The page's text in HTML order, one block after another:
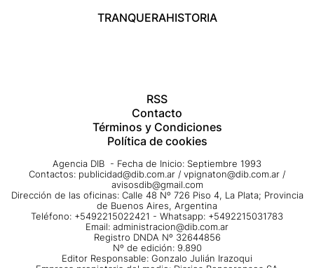
TRANQUERAHISTORIA
RSS
Contacto
Términos y Condiciones
Política de cookies
Agencia DIB - Fecha de Inicio: Septiembre 1993
Contactos: publicidad@dib.com.ar / vpignaton@dib.com.ar /
avisosdib@gmail.com
Dirección de las oficinas: Calle 48 Nº 726 Piso 4, La Plata; Provincia
de Buenos Aires, Argentina
Teléfono: +5492215022421 - Whatsapp: +5492215031783
Email: administracion@dib.com.ar
Registro DNDA Nº 32644856
Nº de edición: 9.890
Editor Responsable: Gonzalo Julián Irazoqui